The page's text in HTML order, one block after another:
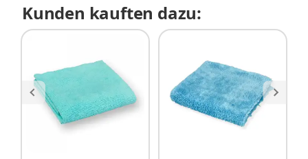
Kunden kauften dazu: